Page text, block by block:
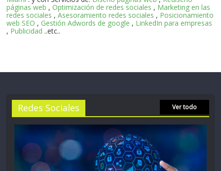
páginas web ,Optimización de redes sociales , Marketing en las
redes sociales ,Asesoramiento redes sociales , Posicionamiento
web SEO , Gestión Adwords de google , LinkedIn para empresas
, Publicidad ..etc..
Redes Sociales Ver todo